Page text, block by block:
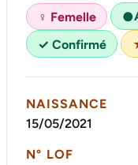
♀ Femelle ●
✓ Confirmé
NAISSANCE
15/05/2021
N° LOF